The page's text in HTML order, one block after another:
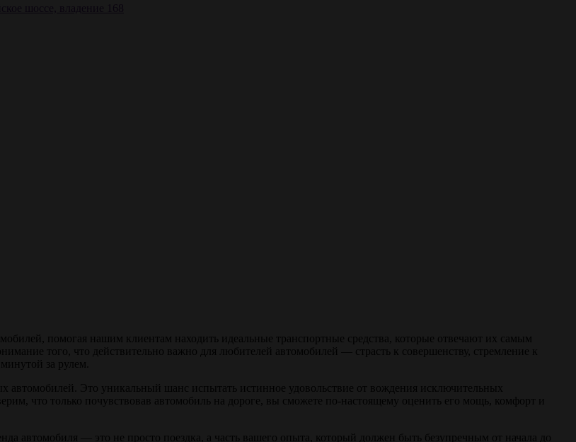
помогая нашим клиентам находить идеальные транспортные средства, которые отвечают их самым
того, что действительно важно для любителей автомобилей — страсть к совершенству, стремление к
за рулем.
Это уникальный шанс испытать истинное удовольствие от вождения исключительных
что только почувствовав автомобиль на дороге, вы сможете по-настоящему оценить его мощь, комфорт и
автомобиля — это не просто поездка, а часть вашего опыта, который должен быть безупречным от начала до